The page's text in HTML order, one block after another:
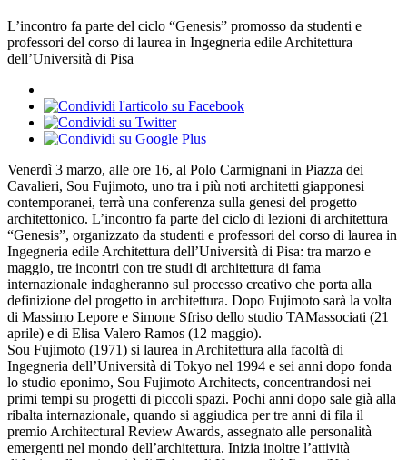
L’incontro fa parte del ciclo “Genesis” promosso da studenti e
professori del corso di laurea in Ingegneria edile Architettura
dell’Università di Pisa
Venerdì 3 marzo, alle ore 16, al Polo Carmignani in Piazza dei
Cavalieri, Sou Fujimoto, uno tra i più noti architetti giapponesi
contemporanei, terrà una conferenza sulla genesi del progetto
architettonico. L’incontro fa parte del ciclo di lezioni di architettura
“Genesis”, organizzato da studenti e professori del corso di laurea in
Ingegneria edile Architettura dell’Università di Pisa: tra marzo e
maggio, tre incontri con tre studi di architettura di fama
internazionale indagheranno sul processo creativo che porta alla
definizione del progetto in architettura. Dopo Fujimoto sarà la volta
di Massimo Lepore e Simone Sfriso dello studio TAMassociati (21
aprile) e di Elisa Valero Ramos (12 maggio).
Sou Fujimoto (1971) si laurea in Architettura alla facoltà di
Ingegneria dell’Università di Tokyo nel 1994 e sei anni dopo fonda
lo studio eponimo, Sou Fujimoto Architects, concentrandosi nei
primi tempi su progetti di piccoli spazi. Pochi anni dopo sale già alla
ribalta internazionale, quando si aggiudica per tre anni di fila il
premio Architectural Review Awards, assegnato alle personalità
emergenti nel mondo dell’architettura. Inizia inoltre l’attività